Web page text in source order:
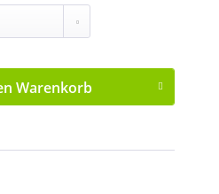
Warenkorb